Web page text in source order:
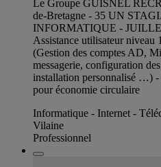
Le Groupe GUISNEL
de-Bretagne - 35 UN
INFORMATIQUE -
Assistance utilisateur niveau
(Gestion des comptes AD,
messagerie, configuration
installation personnalisé …) -
pour économie circulaire
Informatique - Internet -
Vilaine
Professionnel